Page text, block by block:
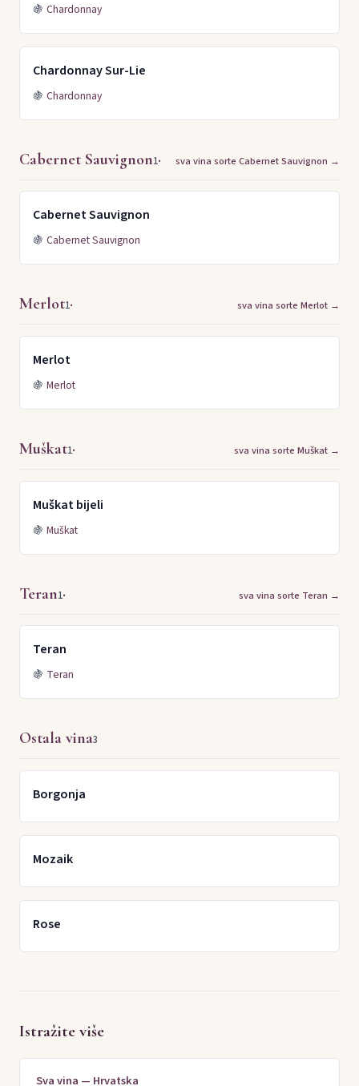
🍇 Chardonnay
Chardonnay Sur-Lie
🍇 Chardonnay
Cabernet Sauvignon1· sva vina sorte Cabernet Sauvignon →
Cabernet Sauvignon
🍇 Cabernet Sauvignon
Merlot1· sva vina sorte Merlot →
Merlot
🍇 Merlot
Muškat1· sva vina sorte Muškat →
Muškat bijeli
🍇 Muškat
Teran1· sva vina sorte Teran →
Teran
🍇 Teran
Ostala vina3
Borgonja
Mozaik
Rose
Istražite više
Sva vina — Hrvatska